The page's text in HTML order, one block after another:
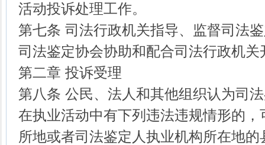
活动投诉处理工作。
第七条 司法行政机关指导、监督司法
司法鉴定协会协助和配合司法行政机
第二章 投诉受理
第八条 公民、法人和其他组织认为司
在执业活动中有下列违法违规情形的
所地或者司法鉴定人执业机构所在地